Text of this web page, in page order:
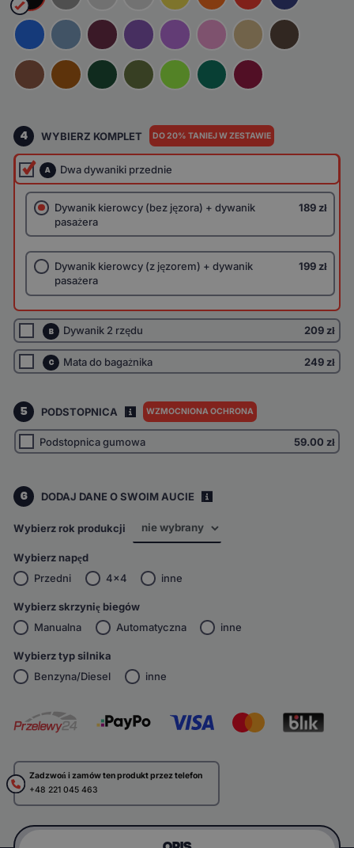
4 WYBIERZ KOMPLET DO 20% TANIEJ W ZESTAWIE
A Dwa dywaniki przednie
Dywanik kierowcy (bez jęzora) + dywanik
pasażera
189 zł
Dywanik kierowcy (z jęzorem) + dywanik
pasażera
199 zł
B Dywanik 2 rzędu 209 zł
C Mata do bagażnika 249 zł
5 PODSTOPNICA WZMOCNIONA OCHRONA
Podstopnica gumowa 59.00 zł
6 DODAJ DANE O SWOIM AUCIE
Wybierz rok produkcji
Wybierz napęd
Przedni
4x4 inne
Wybierz skrzynię biegów
Manualna
Automatyczna inne
Wybierz typ silnika
Benzyna/Diesel
inne
Zadzwoń i zamów ten produkt przez telefon
+48 221 045 463